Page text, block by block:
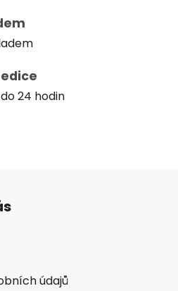
24 hodin
údajů